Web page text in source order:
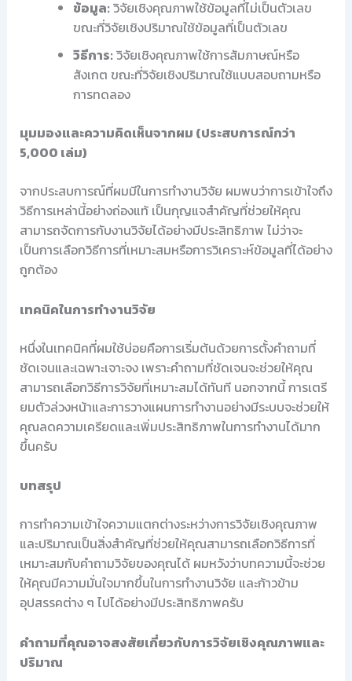
ข้อมูล: วิจัยเชิงคุณภาพใช้ข้อมูลที่ไม่เป็นตัวเลข
ขณะที่วิจัยเชิงปริมาณใช้ข้อมูลที่เป็นตัวเลข
วิธีการ: วิจัยเชิงคุณภาพใช้การสัมภาษณ์หรือ
สังเกต ขณะที่วิจัยเชิงปริมาณใช้แบบสอบถามหรือ
การทดลอง
มุมมองและความคิดเห็นจากผม (ประสบการณ์กว่า
5,000 เล่ม)
จากประสบการณ์ที่ผมมีในการทำงานวิจัย ผมพบว่าการเข้าใจถึง
วิธีการเหล่านี้อย่างถ่องแท้ เป็นกุญแจสำคัญที่ช่วยให้คุณ
สามารถจัดการกับงานวิจัยได้อย่างมีประสิทธิภาพ ไม่ว่าจะ
เป็นการเลือกวิธีการที่เหมาะสมหรือการวิเคราะห์ข้อมูลที่ได้อย่าง
ถูกต้อง
เทคนิคในการทำงานวิจัย
หนึ่งในเทคนิคที่ผมใช้บ่อยคือการเริ่มต้นด้วยการตั้งคำถามที่
ชัดเจนและเฉพาะเจาะจง เพราะคำถามที่ชัดเจนจะช่วยให้คุณ
สามารถเลือกวิธีการวิจัยที่เหมาะสมได้ทันที นอกจากนี้ การเตรี
ยมตัวล่วงหน้าและการวางแผนการทำงานอย่างมีระบบจะช่วยให้
คุณลดความเครียดและเพิ่มประสิทธิภาพในการทำงานได้มาก
ขึ้นครับ
บทสรุป
การทำความเข้าใจความแตกต่างระหว่างการวิจัยเชิงคุณภาพ
และปริมาณเป็นสิ่งสำคัญที่ช่วยให้คุณสามารถเลือกวิธีการที่
เหมาะสมกับคำถามวิจัยของคุณได้ ผมหวังว่าบทความนี้จะช่วย
ให้คุณมีความมั่นใจมากขึ้นในการทำงานวิจัย และก้าวข้าม
อุปสรรคต่าง ๆ ไปได้อย่างมีประสิทธิภาพครับ
คำถามที่คุณอาจสงสัยเกี่ยวกับการวิจัยเชิงคุณภาพและ
ปริมาณ